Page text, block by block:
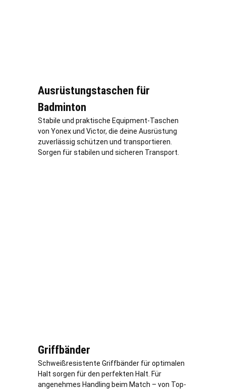
Ausrüstungstaschen für
Badminton
Stabile und praktische Equipment-Taschen
von Yonex und Victor, die deine Ausrüstung
zuverlässig schützen und transportieren.
Sorgen für stabilen und sicheren Transport.
Griffbänder
Schweißresistente Griffbänder für optimalen
Halt sorgen für den perfekten Halt. Für
angenehmes Handling beim Match – von Top-